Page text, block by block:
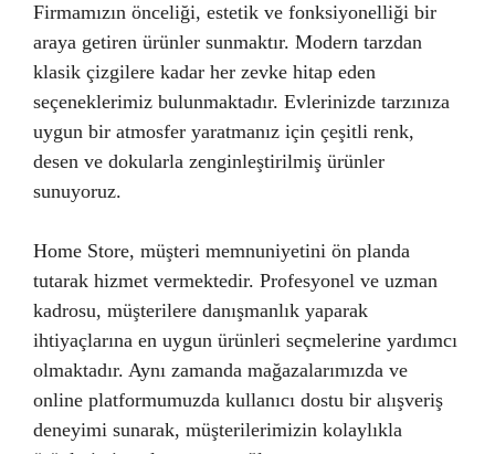
Firmamızın önceliği, estetik ve fonksiyonelliği bir
araya getiren ürünler sunmaktır. Modern tarzdan
klasik çizgilere kadar her zevke hitap eden
seçeneklerimiz bulunmaktadır. Evlerinizde tarzınıza
uygun bir atmosfer yaratmanız için çeşitli renk,
desen ve dokularla zenginleştirilmiş ürünler
sunuyoruz.
Home Store, müşteri memnuniyetini ön planda
tutarak hizmet vermektedir. Profesyonel ve uzman
kadrosu, müşterilere danışmanlık yaparak
ihtiyaçlarına en uygun ürünleri seçmelerine yardımcı
olmaktadır. Aynı zamanda mağazalarımızda ve
online platformumuzda kullanıcı dostu bir alışveriş
deneyimi sunarak, müşterilerimizin kolaylıkla